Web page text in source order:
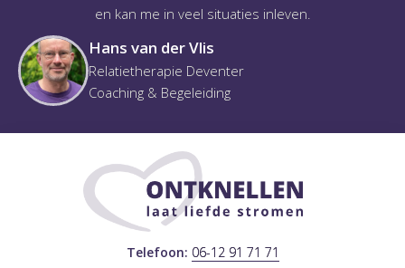
en kan me in veel situaties inleven.
Hans van der Vlis
Relatietherapie Deventer
Coaching & Begeleiding
Telefoon: 06-12 91 71 71